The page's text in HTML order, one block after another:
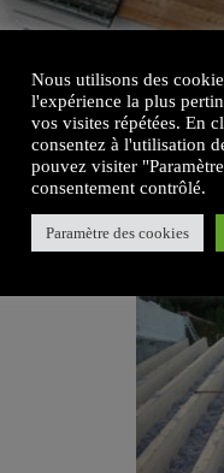
Nous utilisons des
l'expérience la plus
vos visites répétées. En
consentez à l'utilisation
pouvez visiter
consentement contrôlé.
Paramètre des cookies